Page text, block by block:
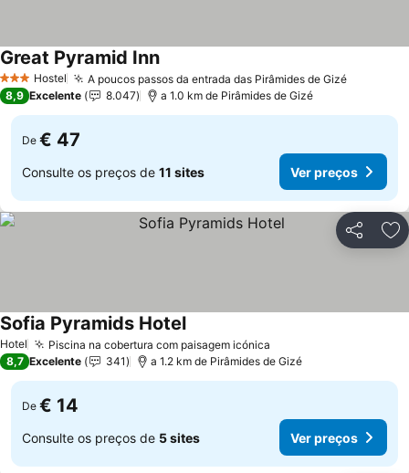
3 EstrelasHostel A poucos passos da entrada das Pirâmides de GizéVer
Great Pyramid InnVer preços
8,9 Excelente 8.047 a 1.0 km de Pirâmides de Gizé
De € 47
Consulte os preços de 11 sites Ver preços
Partilhar
Hotel Piscina na cobertura com paisagem icónica
Sofia Pyramids HotelVer preços
8,7 Excelente 341 a 1.2 km de Pirâmides de Gizé
De € 14
Consulte os preços de 5 sites Ver preços